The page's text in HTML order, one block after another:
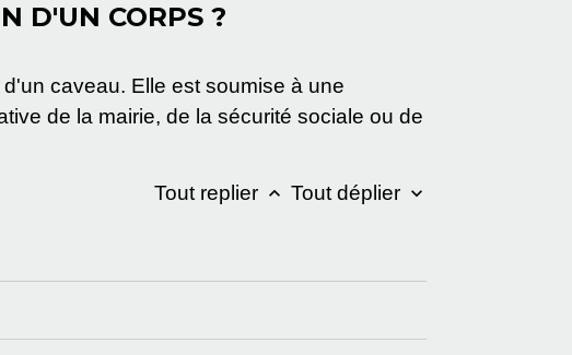
D'UN CORPS ?
caveau. Elle est soumise à une
de la mairie, de la sécurité sociale ou de
Tout replier keyboard_arrow_up Tout déplier keyboard_arrow_down